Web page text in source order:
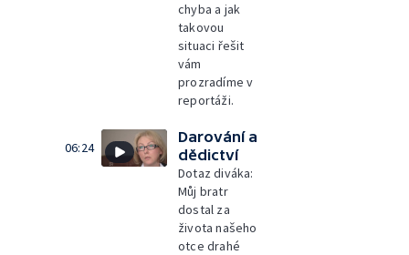
chyba a jak
takovou
situaci řešit
vám
prozradíme v
reportáži.
06:24
Darování a
dědictví
Dotaz diváka:
Můj bratr
dostal za
života našeho
otce drahé